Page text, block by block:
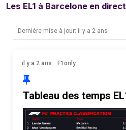
Les EL1 à Barcelone en direct